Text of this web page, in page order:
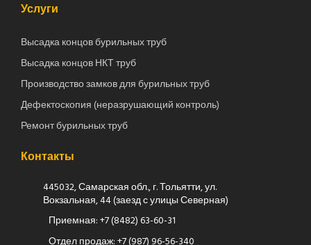
Услуги
Высадка концов бурильных труб
Высадка концов НКТ труб
Производство замков для бурильных труб
Дефектоскопия (неразрушающий контроль)
Ремонт бурильных труб
Контакты
445032, Самарская обл., г. Тольятти, ул.
Вокзальная, 44 (заезд с улицы Северная)
Приемная: +7 (8482) 63-60-31
Отдел продаж: +7 (987) 96-56-340